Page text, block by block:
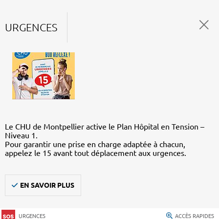
URGENCES
Le CHU de Montpellier active le Plan Hôpital en Tension –
Niveau 1.
Pour garantir une prise en charge adaptée à chacun,
appelez le 15 avant tout déplacement aux urgences.
EN SAVOIR PLUS
URGENCES ACCÈS RAPIDES